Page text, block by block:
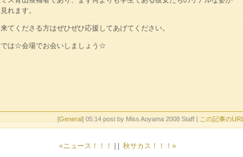
見れます。
来てくださる方はぜひぜひ応援してあげてください。
では☆会場でお会いしましょう☆
[General] 05:14 post by Miss Aoyama 2008 Staff | この記事のURL
«ニュース！！！ 秋サカス！！！»